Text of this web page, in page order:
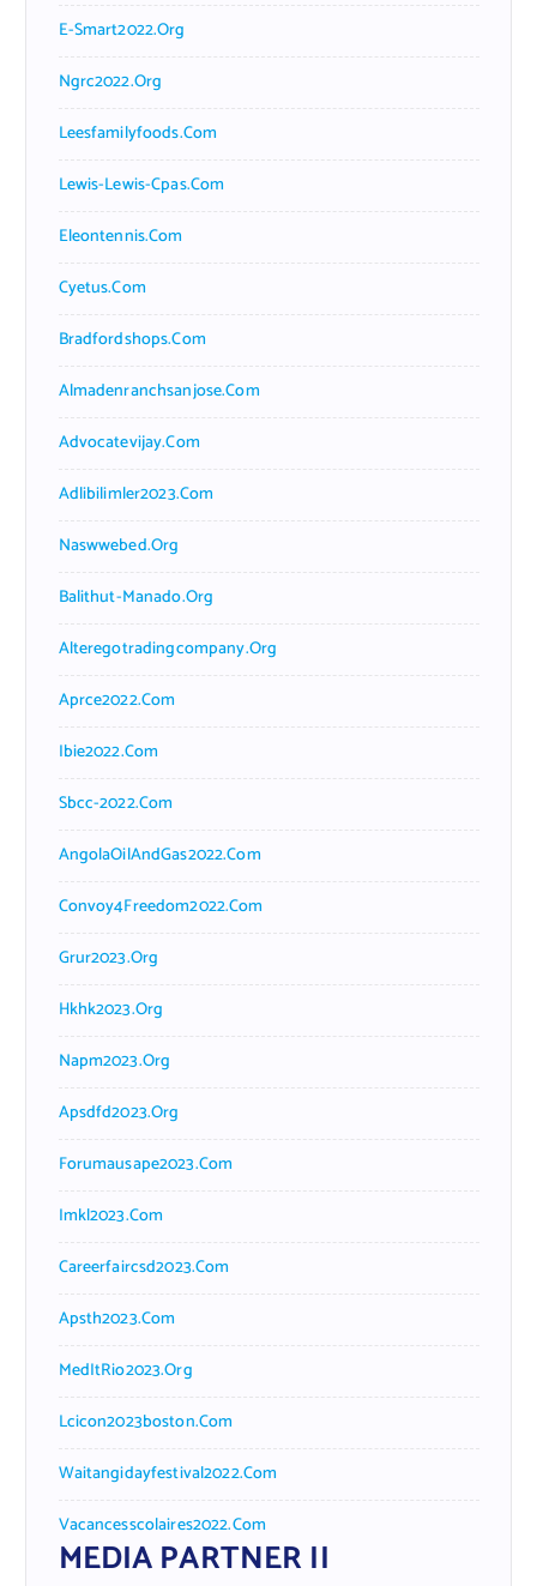
E-Smart2022.org
Ngrc2022.org
Leesfamilyfoods.com
Lewis-Lewis-Cpas.com
Eleontennis.com
Cyetus.com
Bradfordshops.com
Almadenranchsanjose.com
Advocatevijay.com
Adlibilimler2023.com
Naswwebed.org
Balithut-Manado.org
Alteregotradingcompany.org
Aprce2022.com
Ibie2022.com
Sbcc-2022.com
AngolaOilAndGas2022.com
Convoy4Freedom2022.com
Grur2023.org
Hkhk2023.org
Napm2023.org
Apsdfd2023.org
Forumausape2023.com
Imkl2023.com
Careerfaircsd2023.com
Apsth2023.com
MedItRio2023.org
Lcicon2023boston.com
Waitangidayfestival2022.com
Vacancesscolaires2022.com
MEDIA PARTNER II